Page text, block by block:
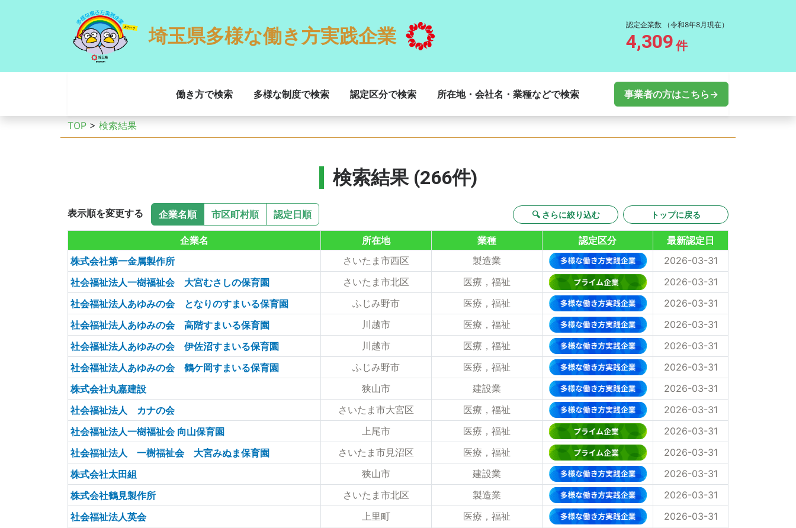
埼玉県多様な働き方実践企業
認定企業数 （令和8年8月現在）
4,309 件
働き方で検索 多様な制度で検索 認定区分で検索 所在地・会社名・業種などで検索 事業者の方はこちら→
TOP > 検索結果
検索結果 (266件)
表示順を変更する 企業名順 市区町村順 認定日順 🔍 さらに絞り込む トップに戻る
企業名 所在地 業種 認定区分
最新認定日
株式会社第一金属製作所
さいたま市西区 製造業
2026-03-31
社会福祉法人一樹福祉会 大宮むさしの保育園
さいたま市北区 医療，福祉
2026-03-31
社会福祉法人あゆみの会 となりのすまいる保育園
ふじみ野市 医療，福祉
2026-03-31
社会福祉法人あゆみの会 高階すまいる保育園
川越市 医療，福祉
2026-03-31
社会福祉法人あゆみの会 伊佐沼すまいる保育園
川越市 医療，福祉
2026-03-31
社会福祉法人あゆみの会 鶴ケ岡すまいる保育園
ふじみ野市 医療，福祉
2026-03-31
株式会社丸嘉建設
狭山市 建設業
2026-03-31
社会福祉法人 カナの会
さいたま市大宮区 医療，福祉
2026-03-31
社会福祉法人一樹福祉会 向山保育園
上尾市 医療，福祉
2026-03-31
社会福祉法人 一樹福祉会 大宮みぬま保育園
さいたま市見沼区 医療，福祉
2026-03-31
株式会社太田組
狭山市 建設業
2026-03-31
株式会社鶴見製作所
さいたま市北区 製造業
2026-03-31
社会福祉法人英会
上里町 医療，福祉
2026-03-31